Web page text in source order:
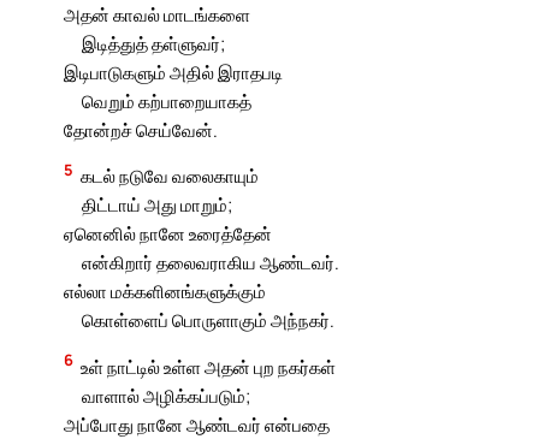
அதன் காவல் மாடங்களை
இடித்துத் தள்ளுவர்;
இடிபாடுகளும் அதில் இராதபடி
வெறும் கற்பாறையாகத்
தோன்றச் செய்வேன்.
5 கடல் நடுவே வலைகாயும்
திட்டாய் அது மாறும்;
ஏனெனில் நானே உரைத்தேன்
என்கிறார் தலைவராகிய ஆண்டவர்.
எல்லா மக்களினங்களுக்கும்
கொள்ளைப் பொருளாகும் அந்நகர்.
6 உள் நாட்டில் உள்ள அதன் புற நகர்கள்
வாளால் அழிக்கப்படும்;
அப்போது நானே ஆண்டவர் என்பதை